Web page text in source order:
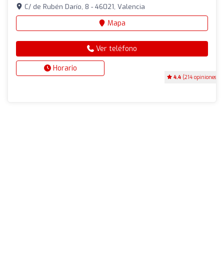
4.4 (214 opiniones)
C/ de Rubén Darío, 8 - 46021, Valencia
Mapa
Ver teléfono
Horario